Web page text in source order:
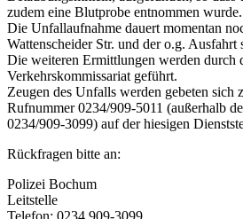
zudem eine Blutprobe entnommen wurde.
Die Unfallaufnahme dauert momentan
Wattenscheider Str. und der o.g. Ausfahrt
Die weiteren Ermittlungen werden durch
Verkehrskommissariat geführt.
Zeugen des Unfalls werden gebeten sich
Rufnummer 0234/909-5011 (außerhalb
0234/909-3099) auf der hiesigen
Rückfragen bitte an:
Polizei Bochum
Leitstelle
Telefon: 0234 909-3099